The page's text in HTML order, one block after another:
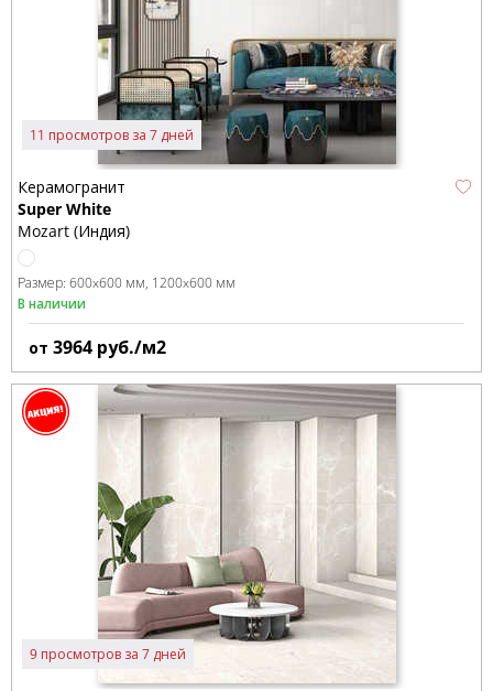
11 просмотров за 7 дней
Керамогранит
Super White
Mozart (Индия)
Размер: 600x600 мм 1200x600 мм
В наличии
от 3964 руб./м2
9 просмотров за 7 дней